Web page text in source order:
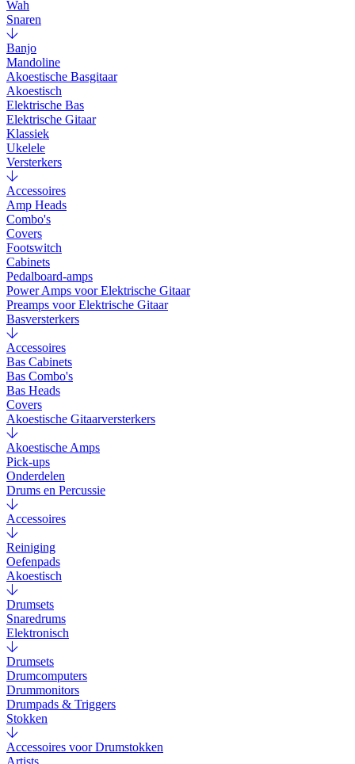
Wah
Snaren
Banjo
Mandoline
Akoestische Basgitaar
Akoestisch
Elektrische Bas
Elektrische Gitaar
Klassiek
Ukelele
Versterkers
Accessoires
Amp Heads
Combo's
Covers
Footswitch
Cabinets
Pedalboard-amps
Power Amps voor Elektrische Gitaar
Preamps voor Elektrische Gitaar
Basversterkers
Accessoires
Bas Cabinets
Bas Combo's
Bas Heads
Covers
Akoestische Gitaarversterkers
Akoestische Amps
Pick-ups
Onderdelen
Drums en Percussie
Accessoires
Reiniging
Oefenpads
Akoestisch
Drumsets
Snaredrums
Elektronisch
Drumsets
Drumcomputers
Drummonitors
Drumpads & Triggers
Stokken
Accessoires voor Drumstokken